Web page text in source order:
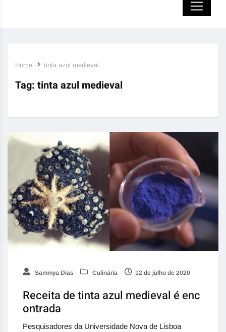
Home tinta azul medieval
Tag: tinta azul medieval
Sammya Dias Culinária 12 de julho de 2020
Receita de tinta azul medieval é enc
ontrada
Pesquisadores da Universidade Nova de Lisboa